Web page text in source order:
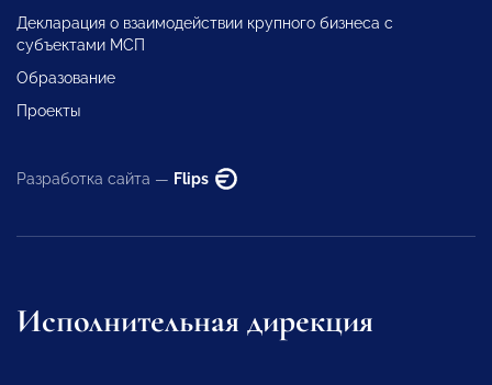
Декларация о взаимодействии крупного бизнеса с
субъектами МСП
Образование
Проекты
Разработка сайта — Flips
Исполнительная дирекция